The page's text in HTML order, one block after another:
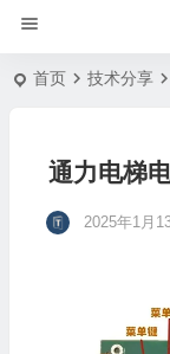
首页 技术分享
通力电梯
2025年1月